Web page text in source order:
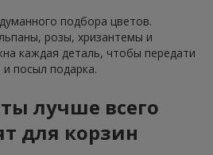
подбора цветов.
розы, хризантемы и
каждая деталь, чтобы передати
посыл подарка.
лучше всего
для корзин